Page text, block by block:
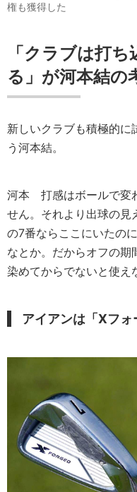
権も獲得した
「クラブは打
る」が河本結の
新しいクラブも積極的に
う河本結。
河本 打感はボールで変
せん。それより出球の見
の7番ならここにいたの
なとか。だからオフの期
染めてからでないと使え
アイアンは「Xフォ